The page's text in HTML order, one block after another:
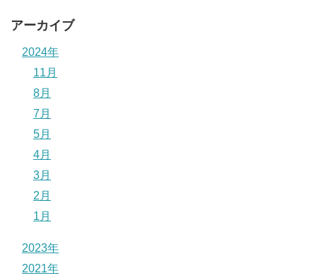
アーカイブ
2024年
11月
8月
7月
5月
4月
3月
2月
1月
2023年
2021年